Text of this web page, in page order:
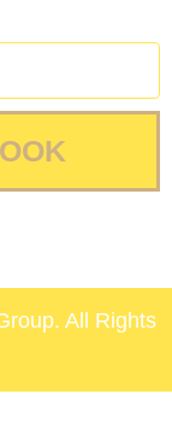
All Rights